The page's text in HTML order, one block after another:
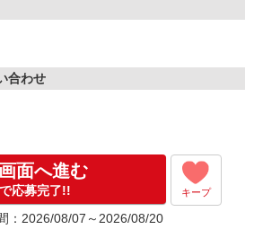
合わせ
面へ進む
応募完了!! キープ
：2026/08/07～2026/08/20